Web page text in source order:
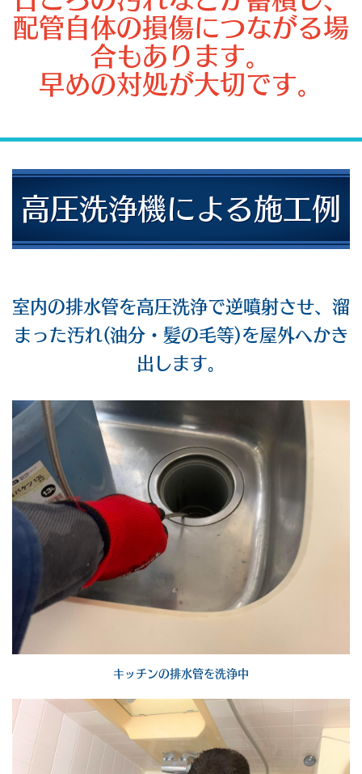
配管自体の損傷につながる場
合もあります。
早めの対処が大切です。
高圧洗浄機による施工例
室内の排水管を高圧洗浄で逆噴射させ、溜
まった汚れ(油分・髪の毛等)を屋外へかき
出します。
キッチンの排水管を洗浄中